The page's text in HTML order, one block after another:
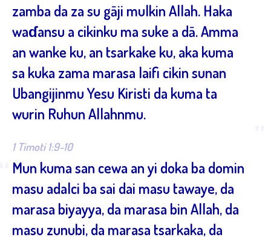
zamba da za su gāji mulkin Allah. Haka
waɗansu a cikinku ma suke a dā. Amma
an wanke ku, an tsarkake ku, aka kuma
sa kuka zama marasa laifi cikin sunan
Ubangijinmu Yesu Kiristi da kuma ta
wurin Ruhun Allahnmu.
1 Timoti 1:9-10
Mun kuma san cewa an yi doka ba domin
masu adalci ba sai dai masu tawaye, da
marasa biyayya, da marasa bin Allah, da
masu zunubi, da marasa tsarkaka, da